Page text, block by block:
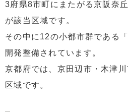
3府県8市町にまたがる京阪奈
が該当区域です。
その中に12の小都市群である
開発整備されています。
京都府では、京田辺市・木津
区域です。